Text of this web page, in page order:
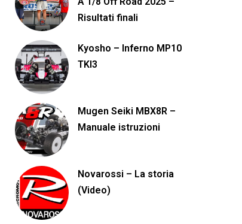
Risultati finali
Kyosho – Inferno MP10
TKI3
Mugen Seiki MBX8R –
Manuale istruzioni
Novarossi – La storia
(Video)